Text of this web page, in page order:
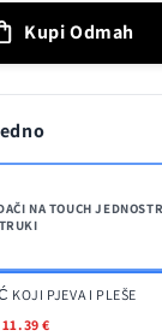
Kupi Odmah
NA TOUCH
KOJI PJEVA I PLEŠE
11.39 €